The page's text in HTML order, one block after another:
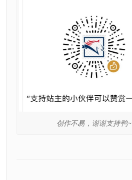
创作不易，谢谢支持鸭~